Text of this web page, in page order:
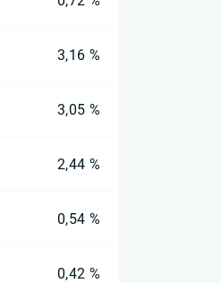
3,16 %
3,05 %
2,44 %
0,54 %
0,42 %